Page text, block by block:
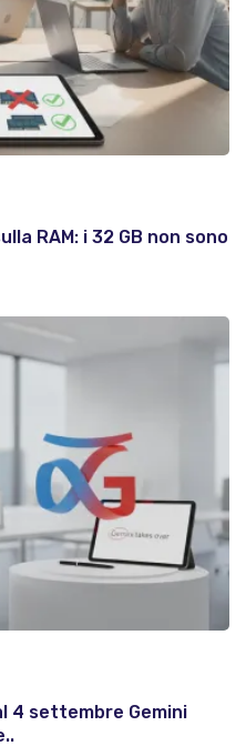
RAM: i 32 GB non sono
4 settembre Gemini